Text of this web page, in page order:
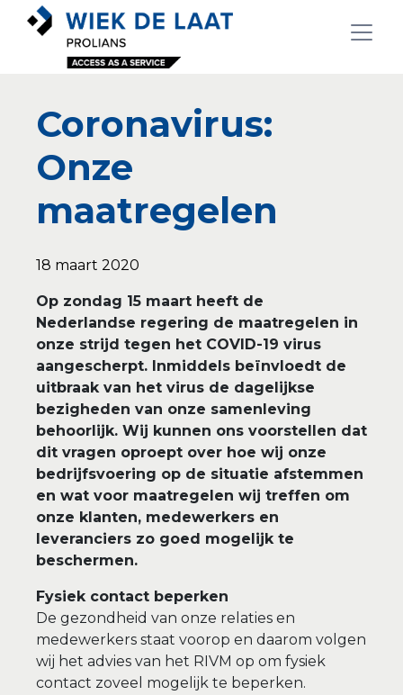
Coronavirus:
Onze
maatregelen
18 maart 2020
Op zondag 15 maart heeft de
Nederlandse regering de maatregelen in
onze strijd tegen het COVID-19 virus
aangescherpt. Inmiddels beïnvloedt de
uitbraak van het virus de dagelijkse
bezigheden van onze samenleving
behoorlijk. Wij kunnen ons voorstellen dat
dit vragen oproept over hoe wij onze
bedrijfsvoering op de situatie afstemmen
en wat voor maatregelen wij treffen om
onze klanten, medewerkers en
leveranciers zo goed mogelijk te
beschermen.
Fysiek contact beperken
De gezondheid van onze relaties en
medewerkers staat voorop en daarom volgen
wij het advies van het RIVM op om fysiek
contact zoveel mogelijk te beperken.